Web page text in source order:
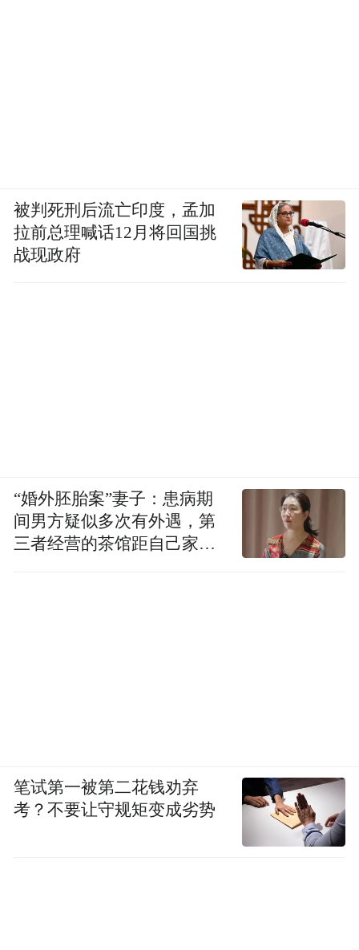
被判死刑后流亡印度，孟加
拉前总理喊话12月将回国挑
战现政府
“婚外胚胎案”妻子：患病期
间男方疑似多次有外遇，第
三者经营的茶馆距自己家步
笔试第一被第二花钱劝弃
考？不要让守规矩变成劣势